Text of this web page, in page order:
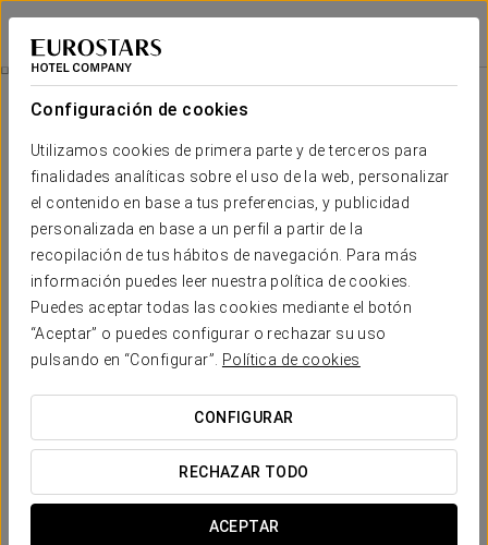
Configuración de cookies
Utilizamos cookies de primera parte y de terceros para
finalidades analíticas sobre el uso de la web, personalizar
el contenido en base a tus preferencias, y publicidad
personalizada en base a un perfil a partir de la
recopilación de tus hábitos de navegación. Para más
información puedes leer nuestra política de cookies.
Puedes aceptar todas las cookies mediante el botón
“Aceptar” o puedes configurar o rechazar su uso
pulsando en “Configurar”.
Política de cookies
CONFIGURAR
RECHAZAR TODO
ACEPTAR
Eurostars Magnificent Mile
CHICAGO
Wellness
Nuestro spa
son las bases de la filosofía del